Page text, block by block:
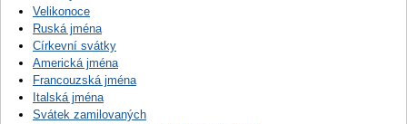
Velikonoce
Ruská jména
Církevní svátky
Americká jména
Francouzská jména
Italská jména
Svátek zamilovaných